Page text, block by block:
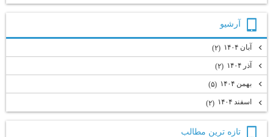
آرشيو
آبان ۱۴۰۴ (۲)
آذر ۱۴۰۴ (۲)
بهمن ۱۴۰۴ (۵)
اسفند ۱۴۰۴ (۲)
تازه ترين مطالب